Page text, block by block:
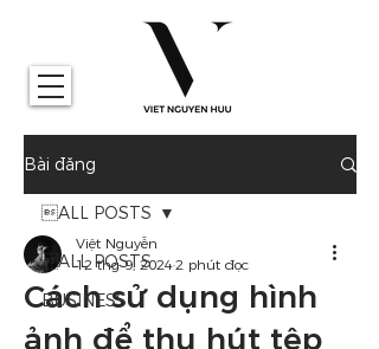
Bài đăng
ALL POSTS
BUSINESS
ALL POSTS
Cách sử dụng hình
ảnh để thu hút tệp
Việt Nguyễn
12 thg 9, 20242 phút đọc